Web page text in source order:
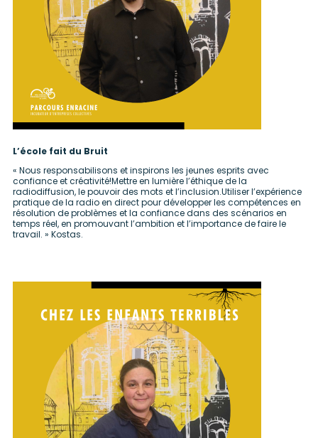
L’école fait du Bruit
« Nous responsabilisons et inspirons les jeunes esprits avec
confiance et créativité!Mettre en lumière l’éthique de la
radiodiffusion, le pouvoir des mots et l’inclusion.Utiliser l’expérience
pratique de la radio en direct pour développer les compétences en
résolution de problèmes et la confiance dans des scénarios en
temps réel, en promouvant l’ambition et l’importance de faire le
travail. » Kostas.